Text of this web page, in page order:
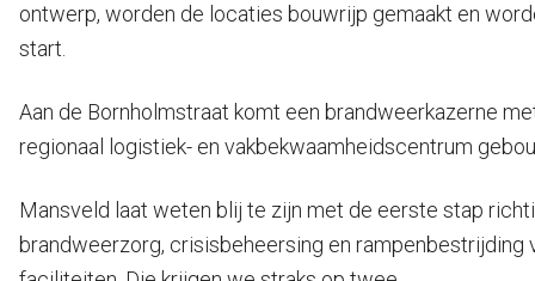
ontwerp, worden de locaties bouwrijp gemaakt en
start.
Aan de Bornholmstraat komt een brandweerkazerne
regionaal logistiek- en vakbekwaamheidscentrum
Mansveld laat weten blij te zijn met de eerste stap
brandweerzorg, crisisbeheersing en rampenbestrijding